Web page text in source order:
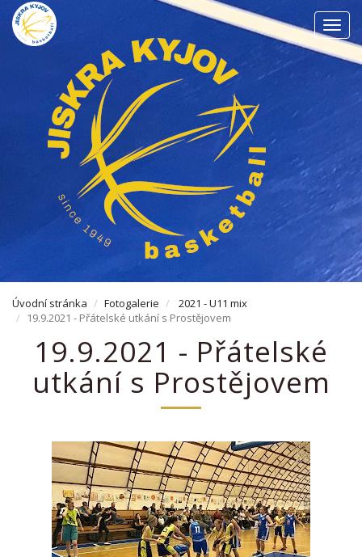
Úvodní stránka Fotogalerie
2021 - U11 mix
19.9.2021 - Přátelské utkání s Prostějovem
19.9.2021 - Přátelské
utkání s Prostějovem